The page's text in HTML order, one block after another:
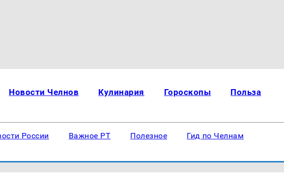
Новости Челнов Кулинария Гороскопы Польза
России Важное РТ Полезное Гид по Челнам